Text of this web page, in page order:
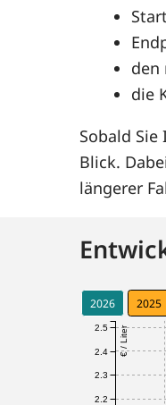
den
die
Sobald
Blick.
längerer
2026 2025
€ / Liter
2.2
2.3
2.4
2.5